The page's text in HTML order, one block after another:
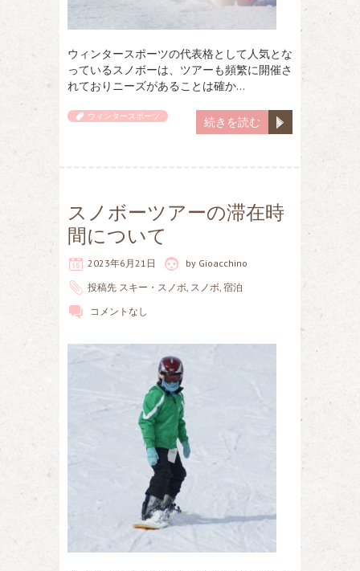
ウィンタースポーツの代表格として人気とな
っているスノボーは、ツアーも頻繁に開催さ
れておりニーズがあることは確か…
続きを読む
ウィンタースポーツ
スノボーツアーの滞在時
間について
2023年6月21日 by Gioacchino
投稿先 スキー・スノボ スノボ 宿泊
コメントなし